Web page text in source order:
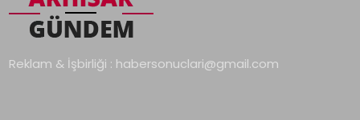
Reklam & İşbirliği : habersonuclari@gmail.com